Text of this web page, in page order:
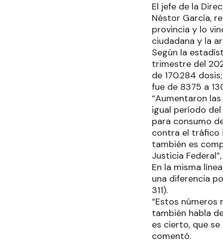
El jefe de la
Néstor García,
provincia y lo
ciudadana y la
Según la
trimestre del
de 170.284
fue de 8375 a
“Aumentaron
igual período
para consumo
contra el tráfico
también es
Justicia
En la misma
una diferencia
311).
“Estos números
también habla
es cierto, que
comentó.